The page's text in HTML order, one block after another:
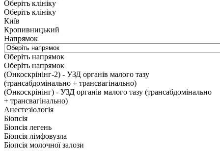
Оберіть клініку
Оберіть клініку
Київ
Кропивницький
Напрямок
Оберіть напрямок
Оберіть напрямок
(Онкоскрінінг-2) - УЗД органів малого тазу
(трансабдомінально + трансвагінально)
(Онкоскрінінг) - УЗД органів малого тазу (трансабдомінально
+ трансвагінально)
Анестезіологія
Біопсія
Біопсія легень
Біопсія лімфовузла
Біопсія молочної залози